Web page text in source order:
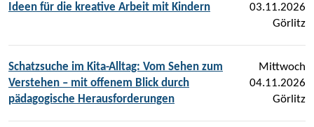
Ideen für die kreative Arbeit mit Kindern
03.11.2026
Görlitz
Schatzsuche im Kita-Alltag: Vom Sehen zum
Verstehen – mit offenem Blick durch
pädagogische Herausforderungen
Mittwoch
04.11.2026
Görlitz